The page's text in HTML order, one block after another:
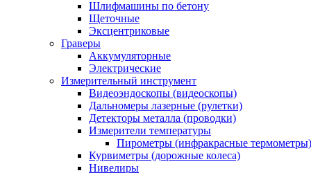
Шлифмашины по бетону
Щеточные
Эксцентриковые
Граверы
Аккумуляторные
Электрические
Измерительный инструмент
Видеоэндоскопы (видеоскопы)
Дальномеры лазерные (рулетки)
Детекторы металла (проводки)
Измерители температуры
Пирометры (инфракрасные термометры)
Курвиметры (дорожные колеса)
Нивелиры